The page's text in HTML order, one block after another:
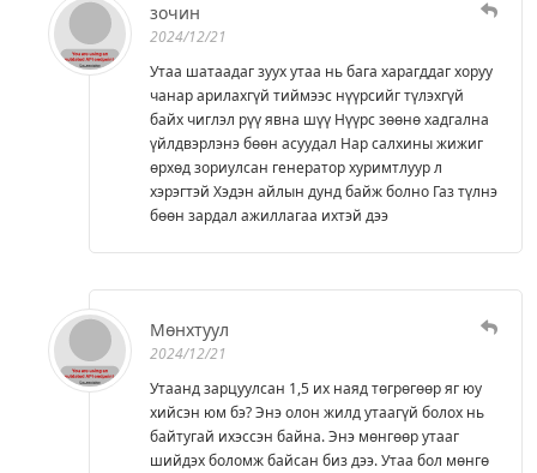
зочин
2024/12/21
Утаа шатаадаг зуух утаа нь бага харагддаг хоруу
чанар арилахгүй тиймээс нүүрсийг түлэхгүй
байх чиглэл рүү явна шүү Нүүрс зөөнө хадгална
үйлдвэрлэнэ бөөн асуудал Нар салхины жижиг
өрхөд зориулсан генератор хуримтлуур л
хэрэгтэй Хэдэн айлын дунд байж болно Газ түлнэ
бөөн зардал ажиллагаа ихтэй дээ
Мөнхтуул
2024/12/21
Утаанд зарцуулсан 1,5 их наяд төгрөгөөр яг юу
хийсэн юм бэ? Энэ олон жилд утаагүй болох нь
байтугай ихэссэн байна. Энэ мөнгөөр утааг
шийдэх боломж байсан биз дээ. Утаа бол мөнгө